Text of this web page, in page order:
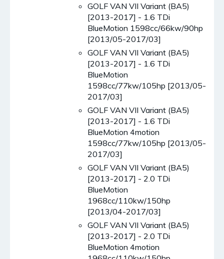
GOLF VAN VII Variant (BA5)
[2013-2017] - 1.6 TDi
BlueMotion 1598cc/66kw/90hp
[2013/05-2017/03]
GOLF VAN VII Variant (BA5)
[2013-2017] - 1.6 TDi
BlueMotion
1598cc/77kw/105hp [2013/05-
2017/03]
GOLF VAN VII Variant (BA5)
[2013-2017] - 1.6 TDi
BlueMotion 4motion
1598cc/77kw/105hp [2013/05-
2017/03]
GOLF VAN VII Variant (BA5)
[2013-2017] - 2.0 TDi
BlueMotion
1968cc/110kw/150hp
[2013/04-2017/03]
GOLF VAN VII Variant (BA5)
[2013-2017] - 2.0 TDi
BlueMotion 4motion